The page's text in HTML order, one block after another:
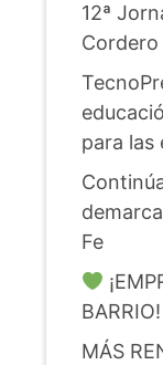
12ª
Cordero
para las
Fe
BARRIO!
MÁS